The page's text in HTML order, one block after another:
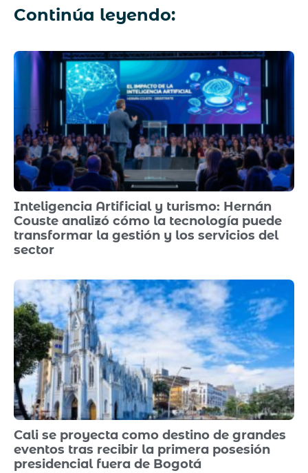
Continúa leyendo:
Inteligencia Artificial y turismo: Hernán
Couste analizó cómo la tecnología puede
transformar la gestión y los servicios del
sector
Cali se proyecta como destino de grandes
eventos tras recibir la primera posesión
presidencial fuera de Bogotá